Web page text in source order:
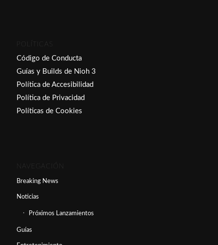
POLÍTICAS
Código de Conducta
Guías y Builds de Nioh 3
Política de Accesibilidad
Política de Privacidad
Políticas de Cookies
NAVEGACIÓN
Breaking News
Noticias
Próximos Lanzamientos
Guías